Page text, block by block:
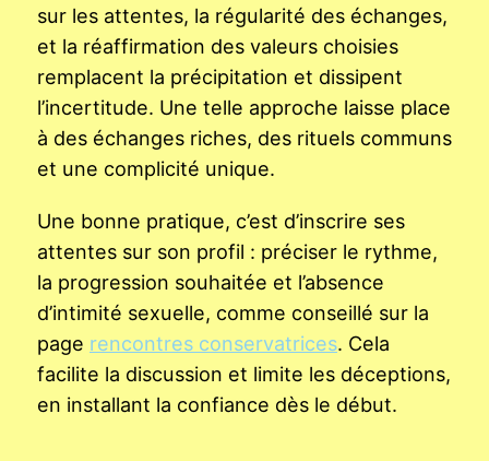
sur les attentes, la régularité des échanges,
et la réaffirmation des valeurs choisies
remplacent la précipitation et dissipent
l’incertitude. Une telle approche laisse place
à des échanges riches, des rituels communs
et une complicité unique.
Une bonne pratique, c’est d’inscrire ses
attentes sur son profil : préciser le rythme,
la progression souhaitée et l’absence
d’intimité sexuelle, comme conseillé sur la
page rencontres conservatrices. Cela
facilite la discussion et limite les déceptions,
en installant la confiance dès le début.